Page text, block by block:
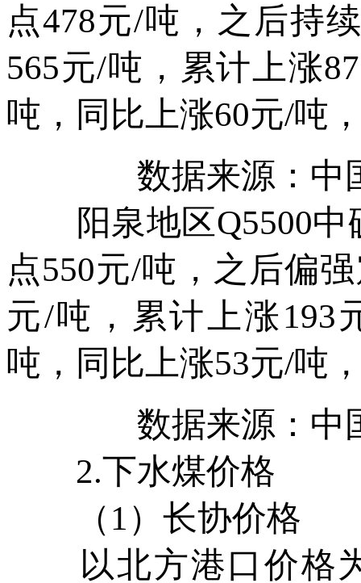
点478元/吨，之后持
565元/吨，累计上涨
吨，同比上涨60元/吨
数据来源：中
阳泉地区Q5500中
点550元/吨，之后偏
元/吨，累计上涨193
吨，同比上涨53元/吨
数据来源：中
2.下水煤价格
（1）长协价格
以北方港口价格为